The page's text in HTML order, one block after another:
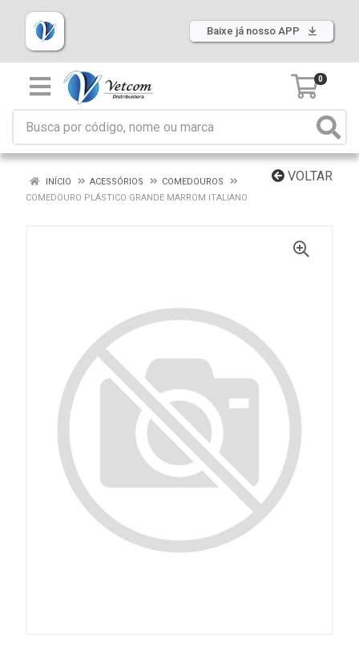
Baixe já nosso APP
0
VOLTAR
INÍCIO ACESSÓRIOS
COMEDOUROS
COMEDOURO PLÁSTICO GRANDE MARROM ITALIANO